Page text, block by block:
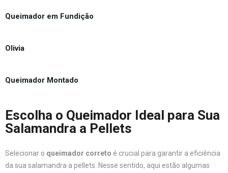
Queimador em Fundição
Olivia
Queimador Montado
Escolha o Queimador Ideal para Sua
Salamandra a Pellets
Selecionar o queimador correto é crucial para garantir a eficiência
da sua salamandra a pellets. Nesse sentido, aqui estão algumas